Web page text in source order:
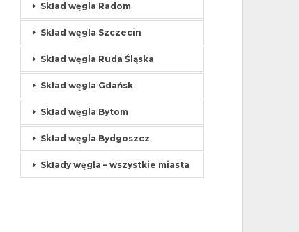
Skład węgla Radom
Skład węgla Szczecin
Skład węgla Ruda Śląska
Skład węgla Gdańsk
Skład węgla Bytom
Skład węgla Bydgoszcz
Składy węgla – wszystkie miasta